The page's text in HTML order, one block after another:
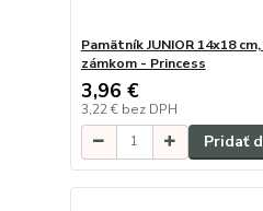
Pamätník JUNIOR 14x18
zámkom - Princess
3,96 €
3,22 € bez DPH
Pridať